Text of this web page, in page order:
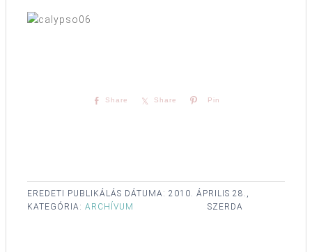
Share Share Pin
EREDETI PUBLIKÁLÁS DÁTUMA: 2010. ÁPRILIS 28.,
SZERDA
KATEGÓRIA: ARCHÍVUM